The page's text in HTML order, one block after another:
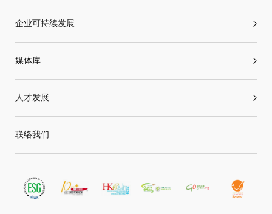
企业可持续发展
媒体库
人才发展
联络我们